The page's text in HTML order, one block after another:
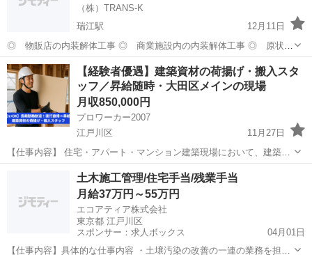
（株）TRANS-K
瑞江駅
12月11日
◎ 物販店の内装解体工事 ◎ 商業施設内の内装解体工事 ◎ 原状回
復工事の内装解体工事 ◎ 工事写真の撮影、簡単な記録 ◎ 現場の掃
除や後片付け 未経験者歓迎 異業種の方も一から教えますので、まず
は面接で話して...
東京 江戸川区 瑞江駅 その他 未経験
【経験者優遇】建築資材の荷揚げ・搬入スタ
ッフ／昇給随時・大田区メインの現場
月収850,000円
プロワーカー2007
江戸川区
11月27日
【仕事内容】 住宅・アパート・マンション建築現場において、建築資
材の運搬や荷揚げ業務を行います。扱うのは木材・石膏ボードなどの
建材で、現場へ搬入する作業が中心です。 作業内容はシンプルなた
め、未経験の方でも始めやすい...
江戸川区 その他 未経験
土木施工管理/住宅手当/残業手当
月給37万円～55万円
エコアティア株式会社
東京都 江戸川区
スポンサー：求人ボックス
04月01日
【仕事内容】具体的な仕事内容 ・土壌汚染の改善の一連の業務を担当